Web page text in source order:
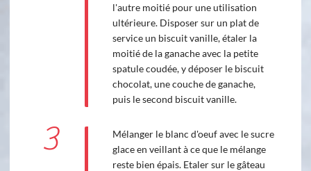
l'autre moitié pour une utilisation
ultérieure. Disposer sur un plat de
service un biscuit vanille, étaler la
moitié de la ganache avec la petite
spatule coudée, y déposer le biscuit
chocolat, une couche de ganache,
puis le second biscuit vanille.
3
Mélanger le blanc d'oeuf avec le sucre
glace en veillant à ce que le mélange
reste bien épais. Etaler sur le gâteau